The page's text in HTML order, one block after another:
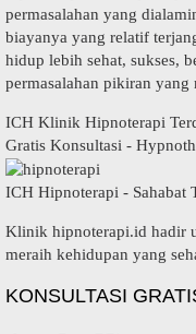
permasalahan yang
biayanya yang relatif
hidup lebih sehat, sukses,
permasalahan pikiran yang
ICH Klinik Hipnoterapi
Gratis Konsultasi -
ICH Hipnoterapi - Sahabat
Klinik hipnoterapi.id hadir
meraih kehidupan yang
KONSULTASI